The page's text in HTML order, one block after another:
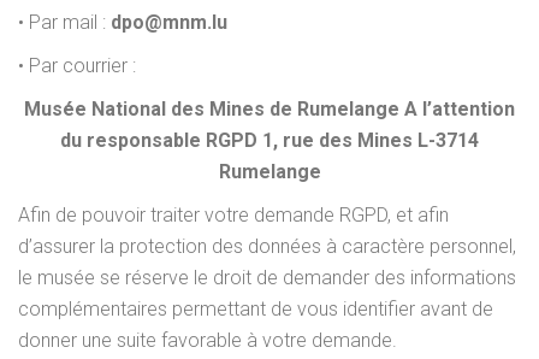
• Par mail : dpo@mnm.lu
• Par courrier :
Musée National des Mines de Rumelange A l’attention
du responsable RGPD 1, rue des Mines L-3714
Rumelange
Afin de pouvoir traiter votre demande RGPD, et afin
d’assurer la protection des données à caractère personnel,
le musée se réserve le droit de demander des informations
complémentaires permettant de vous identifier avant de
donner une suite favorable à votre demande.